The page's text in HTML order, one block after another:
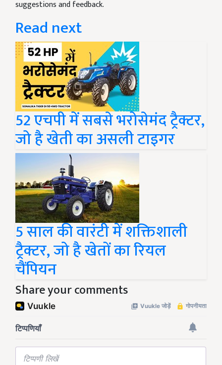
suggestions and feedback.
Read next
52 एचपी में सबसे भरोसेमंद ट्रैक्टर,
जो है खेती का असली टाइगर
5 साल की वारंटी में शक्तिशाली
ट्रैक्टर, जो है खेतों का रियल
चैंपियन
Share your comments